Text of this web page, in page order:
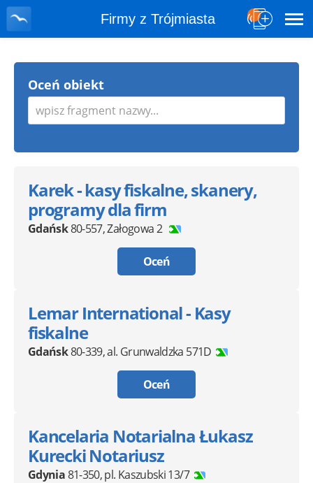
Firmy z Trójmiasta
Oceń obiekt
Karek - kasy fiskalne, skanery,
programy dla firm
Gdańsk80-557,Załogowa 2
Oceń
Lemar International - Kasy
fiskalne
Gdańsk80-339,al. Grunwaldzka 571D
Oceń
Kancelaria Notarialna Łukasz
Kurecki Notariusz
Gdynia81-350,pl. Kaszubski 13/7